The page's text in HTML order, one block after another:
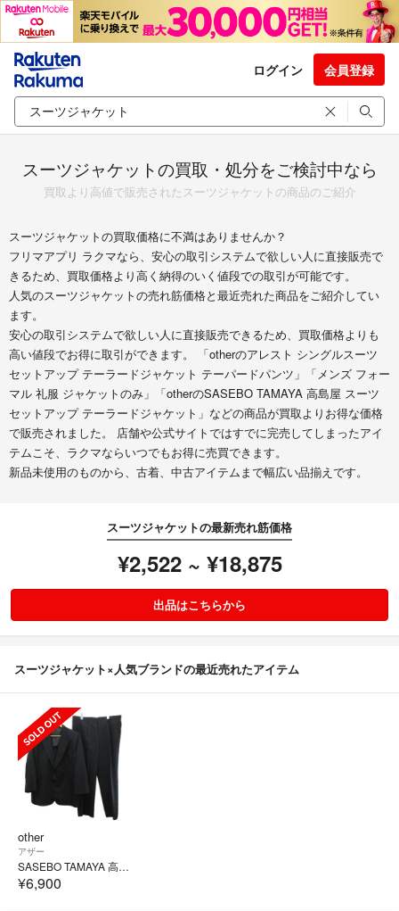
ログイン 会員登録
スーツジャケットの買取・処分をご検討中なら
買取より高値で販売されたスーツジャケットの商品のご紹介
スーツジャケットの買取価格に不満はありませんか？
フリマアプリ ラクマなら、安心の取引システムで欲しい人に直接販売で
きるため、買取価格より高く納得のいく値段での取引が可能です。
人気のスーツジャケットの売れ筋価格と最近売れた商品をご紹介してい
ます。
安心の取引システムで欲しい人に直接販売できるため、買取価格よりも
高い値段でお得に取引ができます。 「otherのアレスト シングルスーツ
セットアップ テーラードジャケット テーパードパンツ」「メンズ フォー
マル 礼服 ジャケットのみ」「otherのSASEBO TAMAYA 高島屋 スーツ
セットアップ テーラードジャケット」などの商品が買取よりお得な価格
で販売されました。 店舗や公式サイトではすでに完売してしまったアイ
テムこそ、ラクマならいつでもお得に売買できます。
新品未使用のものから、古着、中古アイテムまで幅広い品揃えです。
スーツジャケットの最新売れ筋価格
¥2,522 ~ ¥18,875
出品はこちらから
スーツジャケット×人気ブランドの最近売れたアイテム
other
アザー
SASEBO TAMAYA 高島屋 スーツ セットアップ テーラードジャケット
¥6,900